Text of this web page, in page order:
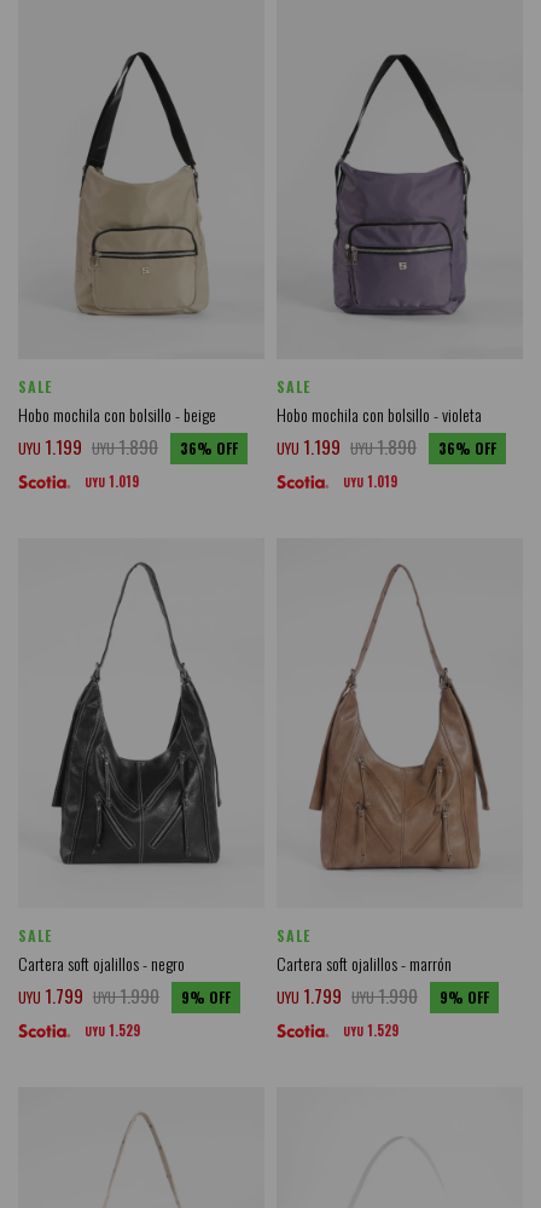
SALE
Hobo mochila con bolsillo - beige
UYU 1.199 UYU1.890 36
UYU 1.019
SALE
Hobo mochila con bolsillo - violeta
UYU 1.199 UYU1.890 36
UYU 1.019
SALE
Cartera soft ojalillos - negro
UYU 1.799 UYU1.990 9
UYU 1.529
SALE
Cartera soft ojalillos - marrón
UYU 1.799 UYU1.990 9
UYU 1.529